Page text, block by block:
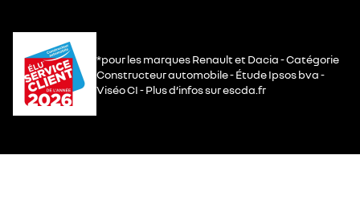
*pour les marques Renault et Dacia - Catégorie
Constructeur automobile - Étude Ipsos bva -
Viséo CI - Plus d’infos sur escda.fr